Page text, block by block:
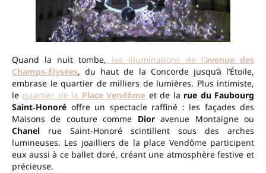
Quand la nuit tombe, les illuminations de l’avenue des
Champs‑Élysées, du haut de la Concorde jusqu’à l’Étoile,
embrase le quartier de milliers de lumières. Plus intimiste,
le quartier de la Place Vendôme et de la rue du Faubourg
Saint‑Honoré offre un spectacle raffiné : les façades des
Maisons de couture comme Dioravenue Montaigne ou
Chanel rue Saint‑Honoré scintillent sous des arches
lumineuses. Les joailliers de la place Vendôme participent
eux aussi à ce ballet doré, créant une atmosphère festive et
précieuse.